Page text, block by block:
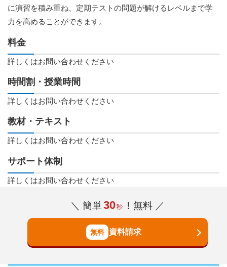
に演習を積み重ね、定期テストの問題が解けるレベルまで学
力を高めることができます。
料金
詳しくはお問い合わせください
時間割・授業時間
詳しくはお問い合わせください
教材・テキスト
詳しくはお問い合わせください
サポート体制
詳しくはお問い合わせください
＼ 簡単30秒 ！無料 ／
資料請求